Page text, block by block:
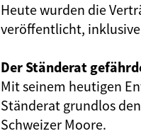
Heute wurden die
veröffentlicht,
Der Ständerat
Mit seinem heutigen
Ständerat grundlos
Schweizer Moore.